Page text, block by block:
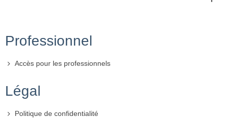
Légal
Politique de confidentialité
Professionnel
Accès pour les professionnels